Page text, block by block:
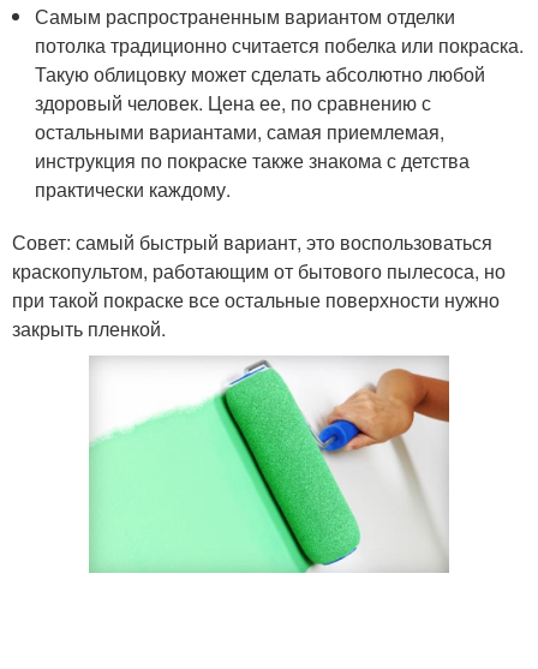
Самым распространенным вариантом отделки
потолка традиционно считается побелка или покраска.
Такую облицовку может сделать абсолютно любой
здоровый человек. Цена ее, по сравнению с
остальными вариантами, самая приемлемая,
инструкция по покраске также знакома с детства
практически каждому.
Совет: самый быстрый вариант, это воспользоваться
краскопультом, работающим от бытового пылесоса, но
при такой покраске все остальные поверхности нужно
закрыть пленкой.